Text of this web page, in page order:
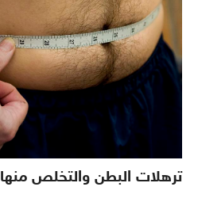
ترهلات البطن والتخلص منها